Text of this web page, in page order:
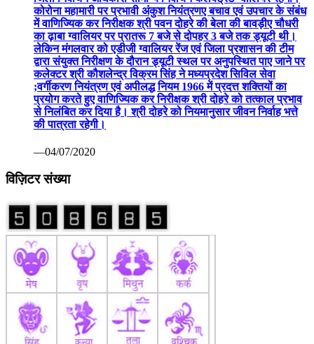
कोरोना महामारी पर प्रभावी अंकुश नियंत्रणए बचाव एवं उपचार के संबंध
में वाणिज्यिक कर निरीक्षक श्री पवन दोहरे की बेला की बावड़ीए चौधरी
का ढ़ाबा ग्वालियर पर प्रातरू 7 बजे से दोपहर 3 बजे तक ड्यूटी थी।
लेकिन मंगलवार को एडीजी ग्वालियर रेंज एवं जिला प्रशासन की टीम
द्वारा संयुक्त निरीक्षण के दौरान ड्यूटी स्थल पर अनुपस्थित पाए जाने पर
कलेक्टर श्री कौशलेन्द्र विक्रम सिंह ने मध्यप्रदेश सिविल सेवा
;वर्गीकरण नियंत्रण एवं अपीलद्ध नियम 1966 में प्रदत्त शक्तियों का
प्रयोग करते हुए वाणिज्यिक कर निरीक्षक श्री दोहरे को तत्काल प्रभाव
से निलंबित कर दिया है। श्री दोहरे को नियमानुसार जीवन निर्वाह भत्ते
की पात्रता रहेगी।
—04/07/2020
विज़िटर संख्या